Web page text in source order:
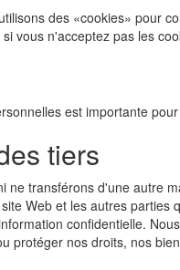
des «cookies» pour
vous n'acceptez pas les
est importante
tiers
ne transférons d'une autre
Web et les autres
confidentielle.
protéger nos droits, nos